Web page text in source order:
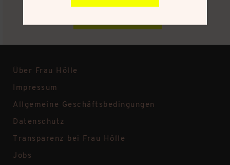
Über Frau Hölle
Impressum
Allgemeine Geschäftsbedingungen
Datenschutz
Transparenz bei Frau Hölle
Jobs